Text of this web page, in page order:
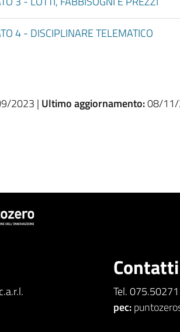
4 - DISCIPLINARE TELEMATICO
2023 | Ultimo aggiornamento:08/
Contatti
Tel. 075.50271
pec: